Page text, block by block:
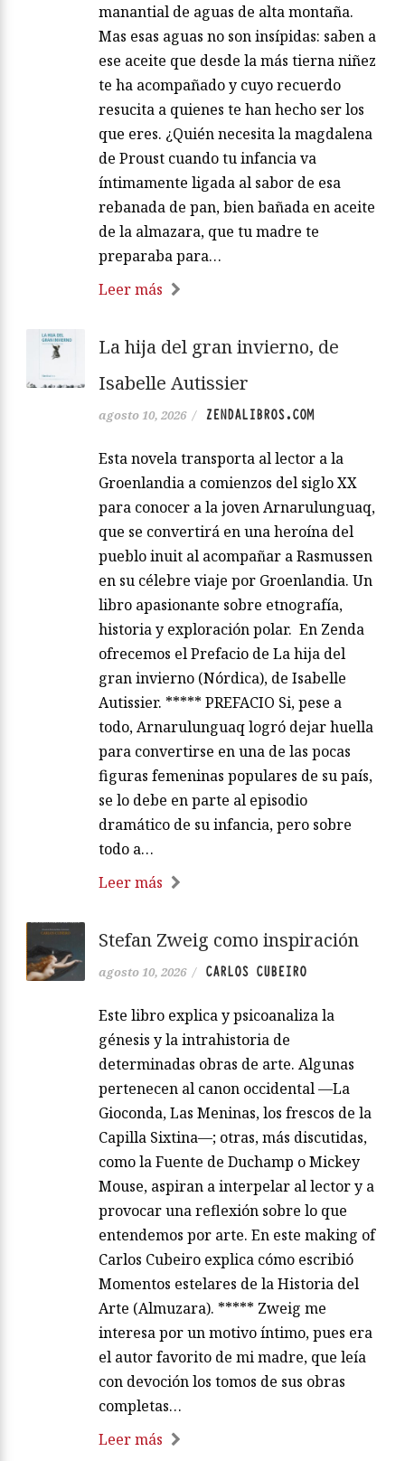
manantial de aguas de alta montaña.
Mas esas aguas no son insípidas: saben a
ese aceite que desde la más tierna niñez
te ha acompañado y cuyo recuerdo
resucita a quienes te han hecho ser los
que eres. ¿Quién necesita la magdalena
de Proust cuando tu infancia va
íntimamente ligada al sabor de esa
rebanada de pan, bien bañada en aceite
de la almazara, que tu madre te
preparaba para…
Leer más
La hija del gran invierno, de
Isabelle Autissier
agosto 10, 2026 / ZENDALIBROS.COM
Esta novela transporta al lector a la
Groenlandia a comienzos del siglo XX
para conocer a la joven Arnarulunguaq,
que se convertirá en una heroína del
pueblo inuit al acompañar a Rasmussen
en su célebre viaje por Groenlandia. Un
libro apasionante sobre etnografía,
historia y exploración polar. En Zenda
ofrecemos el Prefacio de La hija del
gran invierno (Nórdica), de Isabelle
Autissier. ***** PREFACIO Si, pese a
todo, Arnarulunguaq logró dejar huella
para convertirse en una de las pocas
figuras femeninas populares de su país,
se lo debe en parte al episodio
dramático de su infancia, pero sobre
todo a…
Leer más
Stefan Zweig como inspiración
agosto 10, 2026 / CARLOS CUBEIRO
Este libro explica y psicoanaliza la
génesis y la intrahistoria de
determinadas obras de arte. Algunas
pertenecen al canon occidental —La
Gioconda, Las Meninas, los frescos de la
Capilla Sixtina—; otras, más discutidas,
como la Fuente de Duchamp o Mickey
Mouse, aspiran a interpelar al lector y a
provocar una reflexión sobre lo que
entendemos por arte. En este making of
Carlos Cubeiro explica cómo escribió
Momentos estelares de la Historia del
Arte (Almuzara). ***** Zweig me
interesa por un motivo íntimo, pues era
el autor favorito de mi madre, que leía
con devoción los tomos de sus obras
completas…
Leer más